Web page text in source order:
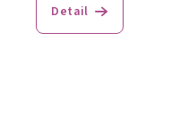
Detail